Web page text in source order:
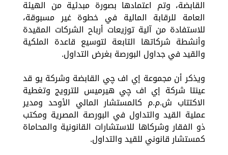
القابضة، وتم اعتمادها بصورة مبدئية من الهيئة
العامة للرقابة المالية في خطوة غير مسبوقة،
للاستفادة من آلية توزيعات أرباح الشركات المقيدة
وأنشطة شركاتها التابعة لتوسيع قاعدة الملكية
والقيد في جداول البورصة بغرض التداول.
ويذكر أن مجموعة إي اف چي القابضة وشركة يو قد
عينتا شركة إي اف چي هيرميس للترويج وتغطية
الاكتتاب ش.م.م كالمستشار المالي الأوحد ومدير
عملية القيد والتداول في البورصة المصرية ومكتب
ذو الفقار وشركاها للاستشارات القانونية والمحاماة
كمستشار قانوني للقيد والتداول.